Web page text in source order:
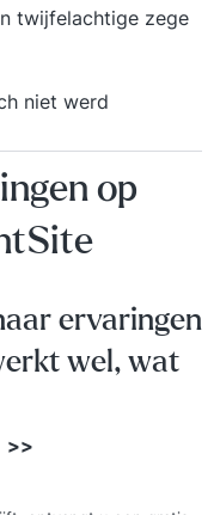
twijfelachtige zege
niet werd
op
ervaringen
wel, wat
>>